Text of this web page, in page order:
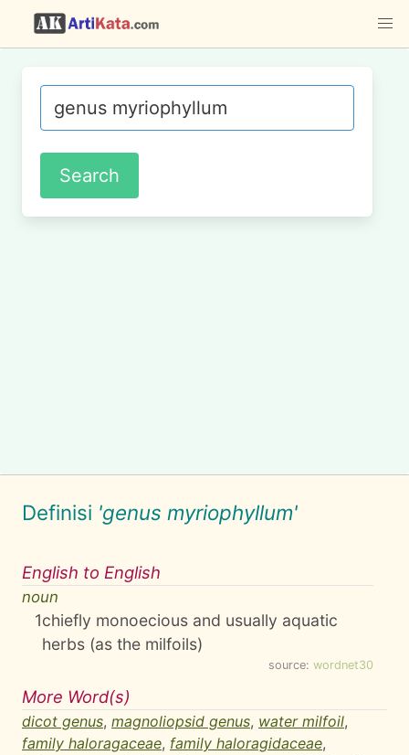
Definisi 'genus myriophyllum'
English to English
noun
1chiefly monoecious and usually aquatic
herbs (as the milfoils)
source: wordnet30
More Word(s)
dicot genus, magnoliopsid genus, water milfoil,
family haloragaceae, family haloragidaceae,